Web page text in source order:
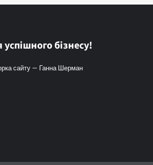
бізнесу!
сайту — Ганна Шерман